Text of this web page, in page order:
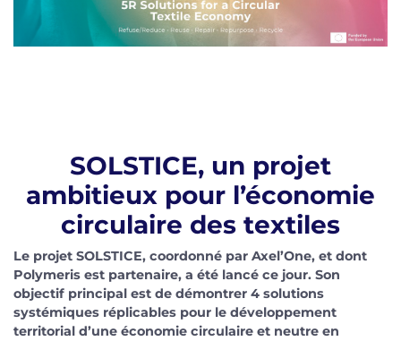
SOLSTICE, un projet
ambitieux pour l’économie
circulaire des textiles
Le projet SOLSTICE, coordonné par Axel’One, et dont
Polymeris est partenaire, a été lancé ce jour. Son
objectif principal est de démontrer 4 solutions
systémiques réplicables pour le développement
territorial d’une économie circulaire et neutre en